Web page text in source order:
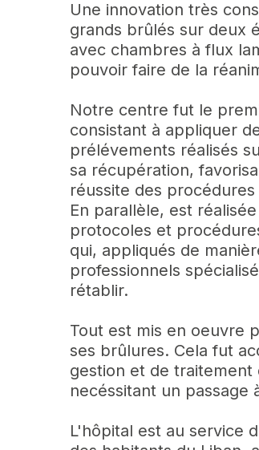
Une innovation très
grands brûlés sur deux
avec chambres à flux
pouvoir faire de la
Notre centre fut le
consistant à appliquer
prélévements réalisés
sa récupération,
réussite des procédures
En parallèle, est
protocoles et
qui, appliqués de
professionnels
rétablir.
Tout est mis en oeuvre
ses brûlures. Cela fut
gestion et de
necéssitant un
L'hôpital est au service